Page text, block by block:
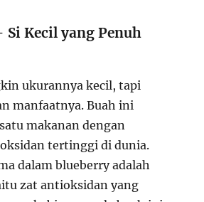
Si Kecil yang Penuh
ukurannya kecil, tapi
manfaatnya. Buah ini
makanan dengan
tertinggi di dunia.
dalam blueberry adalah
zat antioksidan yang